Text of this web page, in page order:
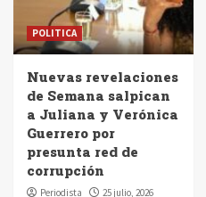
POLITICA
Nuevas revelaciones
de Semana salpican
a Juliana y Verónica
Guerrero por
presunta red de
corrupción
Periodista 25 julio, 2026